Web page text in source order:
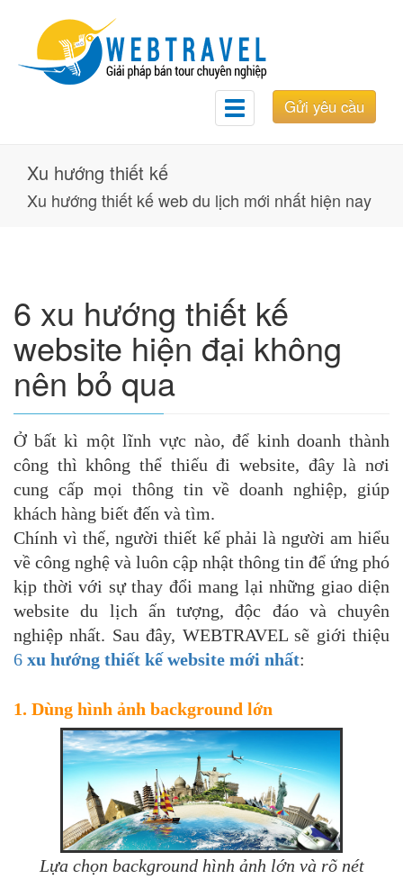
Gửi yêu cầu
Toggle
navigation
Xu hướng thiết kế
Xu hướng thiết kế web du lịch mới nhất hiện nay
6 xu hướng thiết kế
website hiện đại không
nên bỏ qua
Ở bất kì một lĩnh vực nào, để kinh doanh thành
công thì không thể thiếu đi website, đây là nơi
cung cấp mọi thông tin về doanh nghiệp, giúp
khách hàng biết đến và tìm.
Chính vì thế, người thiết kế phải là người am hiểu
về công nghệ và luôn cập nhật thông tin để ứng phó
kịp thời với sự thay đổi mang lại những giao diện
website du lịch ấn tượng, độc đáo và chuyên
nghiệp nhất. Sau đây, WEBTRAVEL sẽ giới thiệu
6 xu hướng thiết kế website mới nhất:
1. Dùng hình ảnh background lớn
Lựa chọn background hình ảnh lớn và rõ nét